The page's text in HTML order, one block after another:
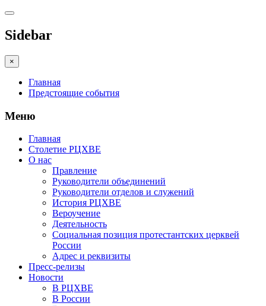
Sidebar
×
Главная
Предстоящие события
Меню
Главная
Столетие РЦХВЕ
О нас
Правление
Руководители объединений
Руководители отделов и служений
История РЦХВЕ
Вероучение
Деятельность
Социальная позиция протестантских церквей
России
Адрес и реквизиты
Пресс-релизы
Новости
В РЦХВЕ
В России